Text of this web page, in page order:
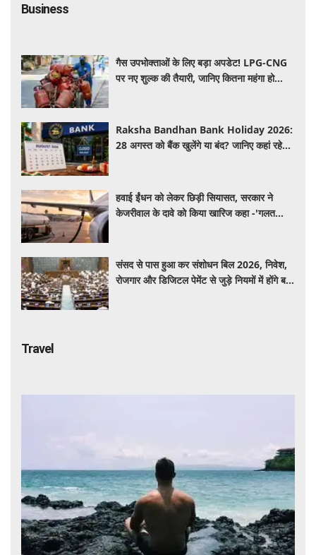
Business
गैस उपभोक्ताओं के लिए बड़ा अपडेट! LPG-CNG
पर नए शुल्क की तैयारी, जानिए कितना महंगा हो
Raksha Bandhan Bank Holiday 2026:
28 अगस्त को बैंक खुलेंगे या बंद? जानिए कहां रहेगी
हवाई ईंधन को लेकर छिड़ी सियासत, सरकार ने
केजरीवाल के दावे को किया खारिज कहा -'गलत
संसद से पास हुआ कर संशोधन बिल 2026, निवेश,
रोजगार और डिजिटल पेमेंट से जुड़े नियमों में होंगे बड़े
Travel